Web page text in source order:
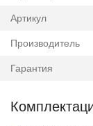
Артикул
Производитель
Гарантия